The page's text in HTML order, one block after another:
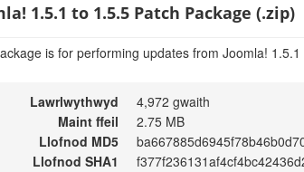
1.5.1 to 1.5.5 Patch Package (.zip)
is for performing updates from Joomla!
Lawrlwythwyd
4,972 gwaith
Maint ffeil
2.75 MB
Llofnod MD5
Llofnod SHA1